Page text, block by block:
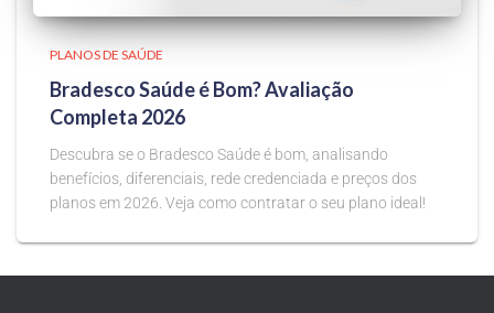
PLANOS DE SAÚDE
Bradesco Saúde é Bom? Avaliação
Completa 2026
Descubra se o Bradesco Saúde é bom, analisando
benefícios, diferenciais, rede credenciada e preços dos
planos em 2026. Veja como contratar o seu plano ideal!